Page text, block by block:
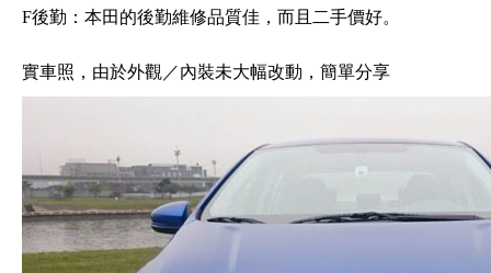
F後勤：本田的後勤維修品質佳，而且二手價好。
實車照，由於外觀／內裝未大幅改動，簡單分享